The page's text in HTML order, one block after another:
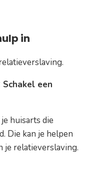
in
een
huisarts die
Die kan je helpen
je relatieverslaving.